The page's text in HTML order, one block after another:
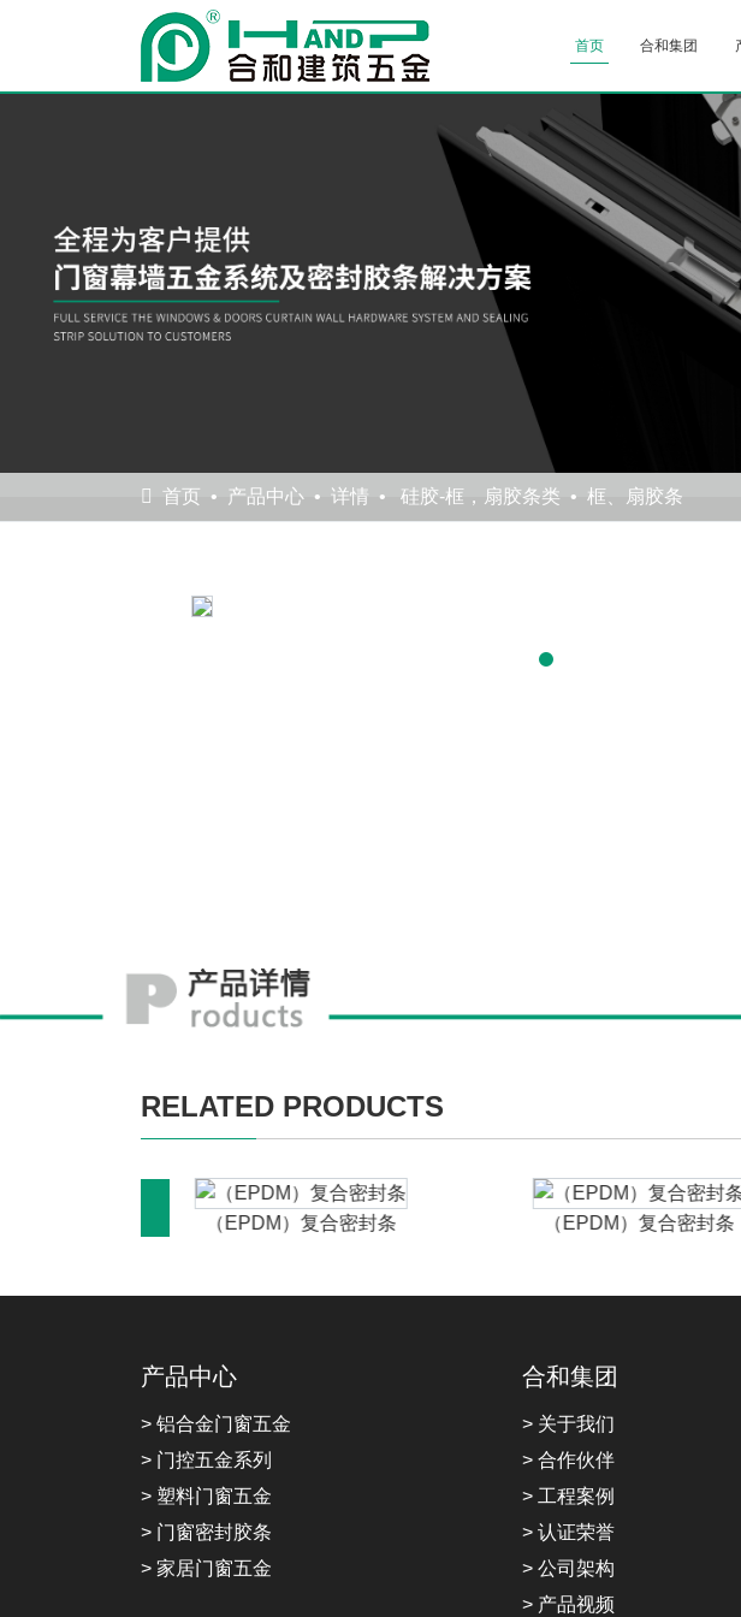
首页 合和集团
首页 产品中心 详情 硅胶-框，扇胶条类 框、扇胶条
RELATED PRODUCTS
（EPDM）复合密封条 （EPDM）复合密封条
产品中心
> 铝合金门窗五金
> 门控五金系列
> 塑料门窗五金
> 门窗密封胶条
> 家居门窗五金
合和集团
> 关于我们
> 合作伙伴
> 工程案例
> 认证荣誉
> 公司架构
> 产品视频